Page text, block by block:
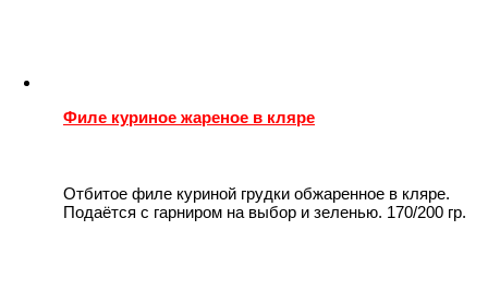
Филе куриное жареное в кляре
Отбитое филе куриной грудки обжаренное в кляре.
Подаётся с гарниром на выбор и зеленью. 170/200 гр.